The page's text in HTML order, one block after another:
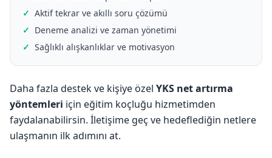
Aktif tekrar ve akıllı soru çözümü
Deneme analizi ve zaman yönetimi
Sağlıklı alışkanlıklar ve motivasyon
Daha fazla destek ve kişiye özel YKS net artırma
yöntemleri için eğitim koçluğu hizmetimden
faydalanabilirsin. İletişime geç ve hedeflediğin netlere
ulaşmanın ilk adımını at.